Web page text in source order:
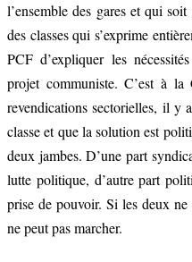
l’ensemble des gares et qui
des classes qui s’exprime
PCF d’expliquer les
projet communiste. C’est à
revendications sectorielles, il y
classe et que la solution est
deux jambes. D’une part
lutte politique, d’autre part
prise de pouvoir. Si les deux
ne peut pas marcher.